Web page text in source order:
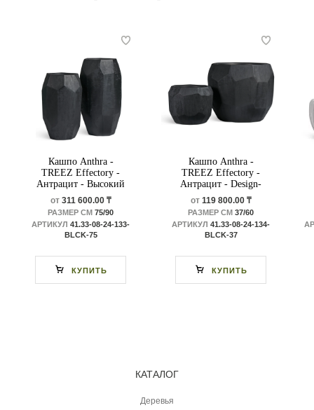
Кашпо Anthra -
TREEZ Effectory -
Антрацит - Высокий
Design-многогранник
от311 600.00 ₸
РАЗМЕР СМ 75/90
АРТИКУЛ 41.33-08-24-133-
BLCK-75
КУПИТЬ
Кашпо Anthra -
TREEZ Effectory -
Антрацит - Design-
многогранник
от119 800.00 ₸
РАЗМЕР СМ 37/60
АРТИКУЛ 41.33-08-24-134-
BLCK-37
КУПИТЬ
КАТАЛОГ
Деревья